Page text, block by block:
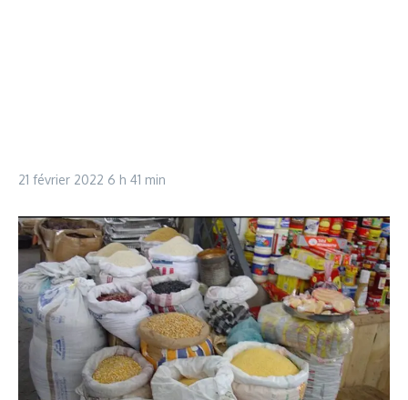
21 février 2022 6 h 41 min